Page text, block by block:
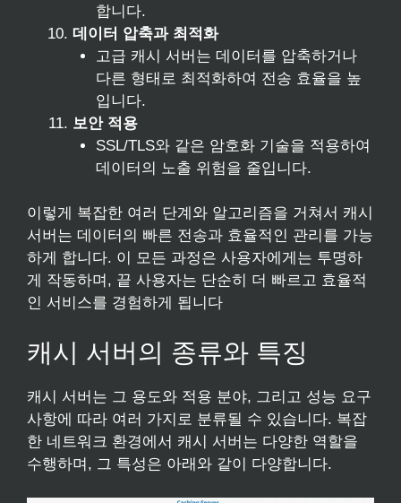
합니다.
데이터 압축과 최적화
고급 캐시 서버는 데이터를 압축하거나
다른 형태로 최적화하여 전송 효율을 높
입니다.
보안 적용
SSL/TLS와 같은 암호화 기술을 적용하여
데이터의 노출 위험을 줄입니다.
이렇게 복잡한 여러 단계와 알고리즘을 거쳐서 캐시
서버는 데이터의 빠른 전송과 효율적인 관리를 가능
하게 합니다. 이 모든 과정은 사용자에게는 투명하
게 작동하며, 끝 사용자는 단순히 더 빠르고 효율적
인 서비스를 경험하게 됩니다
캐시 서버의 종류와 특징
캐시 서버는 그 용도와 적용 분야, 그리고 성능 요구
사항에 따라 여러 가지로 분류될 수 있습니다. 복잡
한 네트워크 환경에서 캐시 서버는 다양한 역할을
수행하며, 그 특성은 아래와 같이 다양합니다.